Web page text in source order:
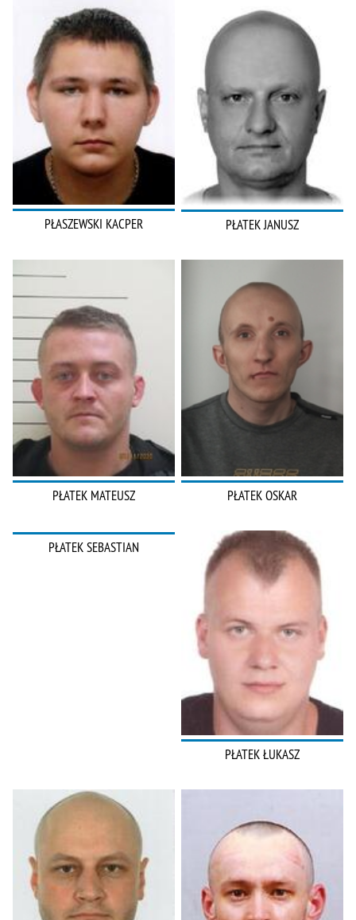
PŁASZEWSKI KACPER PŁATEK JANUSZ
PŁATEK MATEUSZ PŁATEK OSKAR
PŁATEK SEBASTIAN
PŁATEK ŁUKASZ